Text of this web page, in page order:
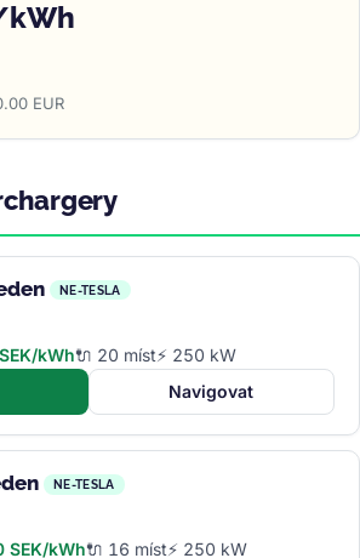
kWh
EUR
NE-TESLA
kWh🔌 20 míst⚡ 250 kW
Navigovat
NE-TESLA
SEK/kWh🔌 16 míst⚡ 250 kW